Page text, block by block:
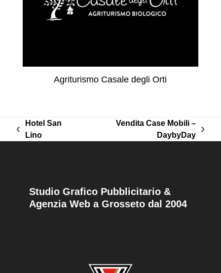
Agriturismo Casale degli Orti
post
Hotel San
Lino
Vendita Case Mobili –
DaybyDay
Studio Grafico Pubblicitario &
Agenzia Web a Grosseto dal 2004